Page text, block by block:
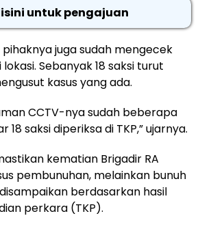
untuk pengajuan
juga sudah mengecek
Sebanyak 18 saksi turut
kasus yang ada.
CCTV-nya sudah beberapa
18 saksi diperiksa di TKP,” ujarnya.
kematian Brigadir RA
pembunuhan, melainkan bunuh
berdasarkan hasil
perkara (TKP).